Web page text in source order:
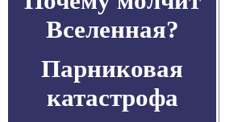
Вселенная?
Парниковая
катастрофа